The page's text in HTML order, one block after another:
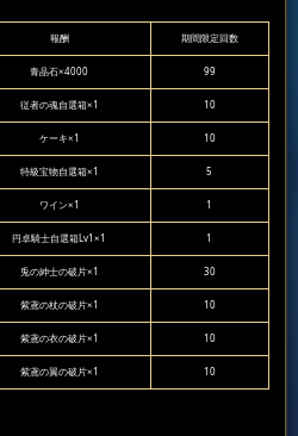
報酬 期間限定回数
青晶石×4000 99
従者の魂自選箱×1 10
ケーキ×1 10
特級宝物自選箱×1 5
ワイン×1 1
円卓騎士自選箱Lv1×1 1
兎の紳士の破片×1 30
紫鳶の杖の破片×1 10
紫鳶の衣の破片×1 10
紫鳶の翼の破片×1 10